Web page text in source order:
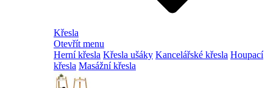
Křesla
Otevřít menu
Herní křesla Křesla ušáky Kancelářské křesla Houpací
křesla Masážní křesla